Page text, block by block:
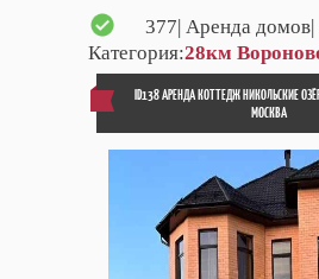
377| Аренда
Категория:28км
ID138 АРЕНДА КОТТЕДЖ HИКOЛЬCКИЕ
МОСКВА